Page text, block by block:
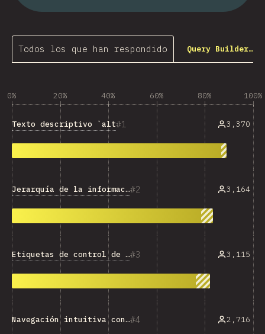
Todos los que han respondido Query Builder…
0% 20% 40% 60% 80% 100%
1
Texto descriptivo `alt 3,370
2
Jerarquía de la información 3,164
3
Etiquetas de control de formularios 3,115
4
Navegación intuitiva con el teclado 2,716